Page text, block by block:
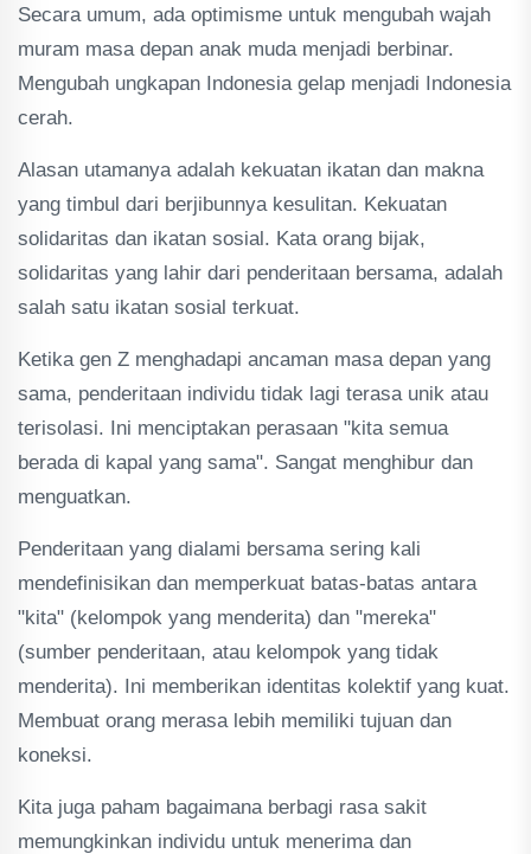
Secara umum, ada optimisme untuk mengubah wajah
muram masa depan anak muda menjadi berbinar.
Mengubah ungkapan Indonesia gelap menjadi Indonesia
cerah.
Alasan utamanya adalah kekuatan ikatan dan makna
yang timbul dari berjibunnya kesulitan. Kekuatan
solidaritas dan ikatan sosial. Kata orang bijak,
solidaritas yang lahir dari penderitaan bersama, adalah
salah satu ikatan sosial terkuat.
Ketika gen Z menghadapi ancaman masa depan yang
sama, penderitaan individu tidak lagi terasa unik atau
terisolasi. Ini menciptakan perasaan "kita semua
berada di kapal yang sama". Sangat menghibur dan
menguatkan.
Penderitaan yang dialami bersama sering kali
mendefinisikan dan memperkuat batas-batas antara
"kita" (kelompok yang menderita) dan "mereka"
(sumber penderitaan, atau kelompok yang tidak
menderita). Ini memberikan identitas kolektif yang kuat.
Membuat orang merasa lebih memiliki tujuan dan
koneksi.
Kita juga paham bagaimana berbagi rasa sakit
memungkinkan individu untuk menerima dan